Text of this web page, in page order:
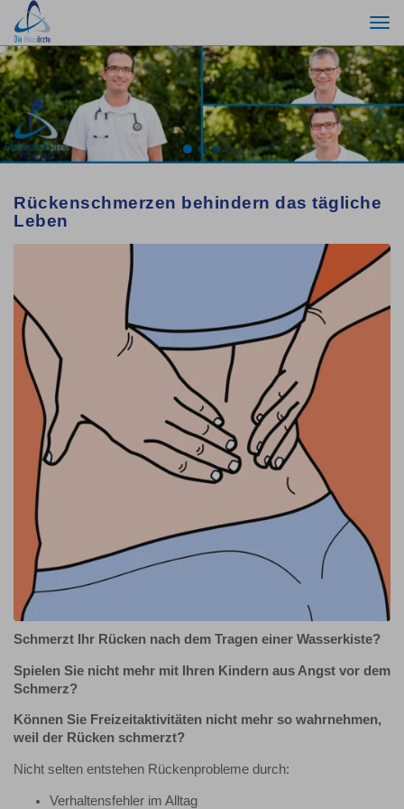
Previous
Rückenschmerzen behindern das tägliche
Leben
Schmerzt Ihr Rücken nach dem Tragen einer Wasserkiste?
Spielen Sie nicht mehr mit Ihren Kindern aus Angst vor dem
Schmerz?
Können Sie Freizeitaktivitäten nicht mehr so wahrnehmen,
weil der Rücken schmerzt?
Nicht selten entstehen Rückenprobleme durch:
Verhaltensfehler im Alltag